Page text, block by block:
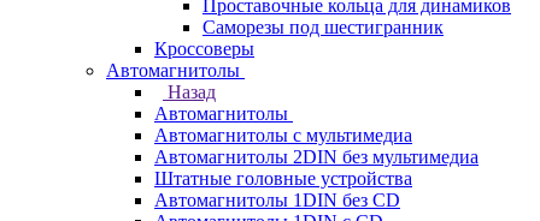
Проставочные кольца для динамиков
Саморезы под шестигранник
Кроссоверы
Автомагнитолы
Назад
Автомагнитолы
Автомагнитолы с мультимедиа
Автомагнитолы 2DIN без мультимедиа
Штатные головные устройства
Автомагнитолы 1DIN без CD